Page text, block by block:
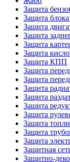
Защита
Защита блока
Защита
Защита
Защита
Защита
Защита КПП
Защита
Защита
Защита
Защита
Защита
Защита
Защита
Защита
Защита
Защитная
Защитно-